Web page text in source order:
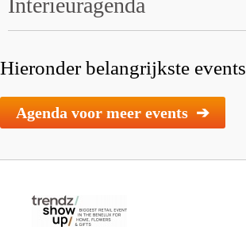
Hieronder belangrijkste
Agenda voor meer events ➔